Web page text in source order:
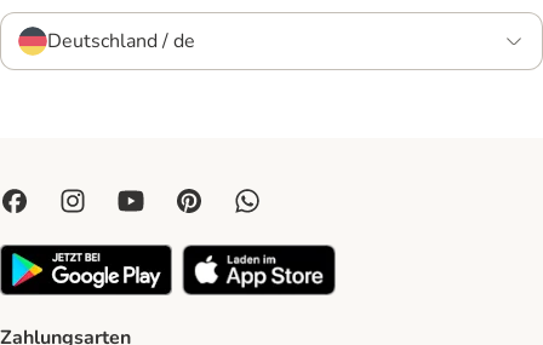
Deutschland / de
Zahlungsarten